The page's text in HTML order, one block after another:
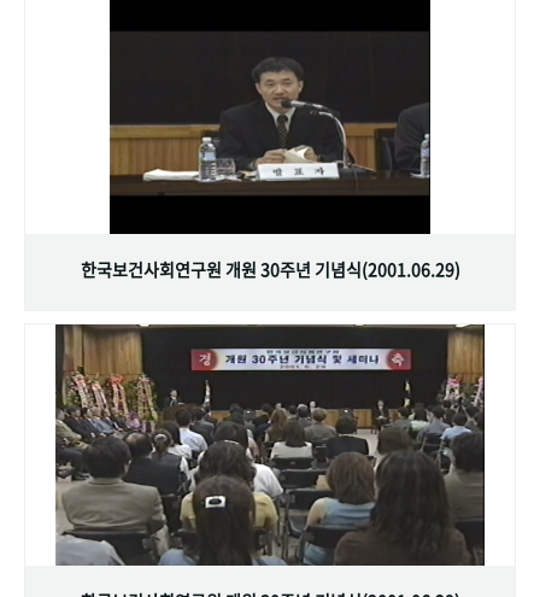
한국보건사회연구원 개원 30주년 기념식(2001.06.29)